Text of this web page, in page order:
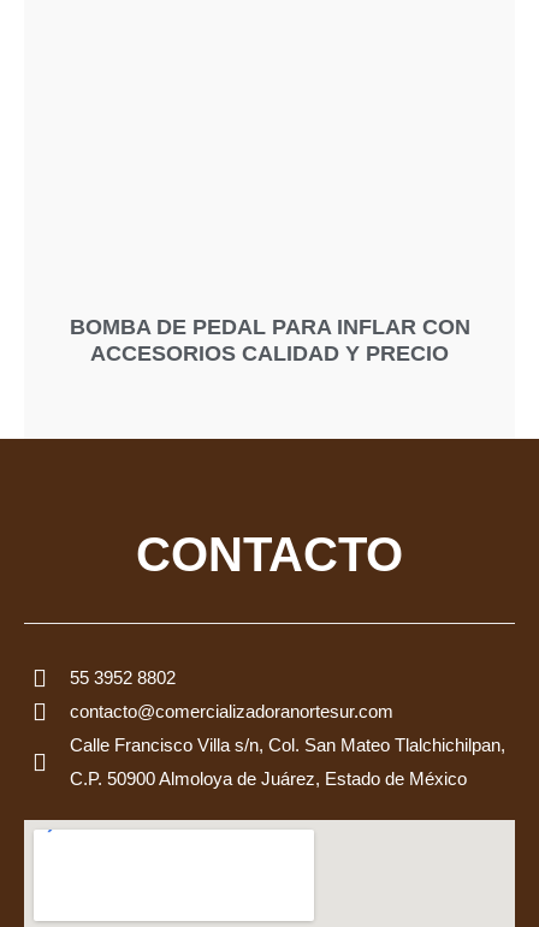
BOMBA DE PEDAL PARA INFLAR CON
ACCESORIOS CALIDAD Y PRECIO
CONTACTO
55 3952 8802
contacto@comercializadoranortesur.com
Calle Francisco Villa s/n, Col. San Mateo Tlalchichilpan,
C.P. 50900 Almoloya de Juárez, Estado de México